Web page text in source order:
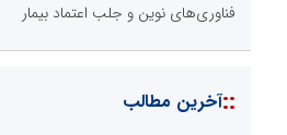
فناوری‌های نوین و جلب اعتماد بیمار
::آخرین مطالب